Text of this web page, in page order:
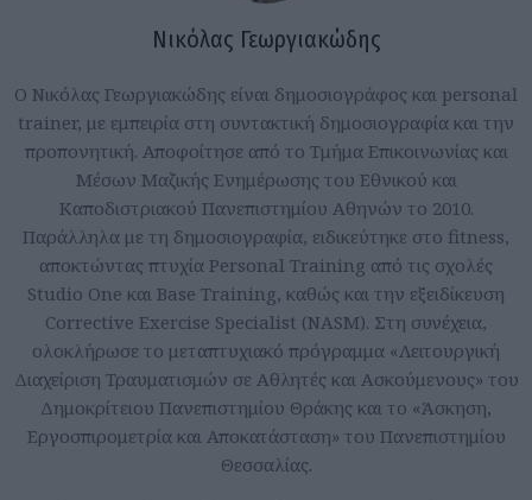
Νικόλας Γεωργιακώδης
Ο Νικόλας Γεωργιακώδης είναι δημοσιογράφος και personal
trainer, με εμπειρία στη συντακτική δημοσιογραφία και την
προπονητική. Αποφοίτησε από το Τμήμα Επικοινωνίας και
Μέσων Μαζικής Ενημέρωσης του Εθνικού και
Καποδιστριακού Πανεπιστημίου Αθηνών το 2010.
Παράλληλα με τη δημοσιογραφία, ειδικεύτηκε στο fitness,
αποκτώντας πτυχία Personal Training από τις σχολές
Studio One και Base Training, καθώς και την εξειδίκευση
Corrective Exercise Specialist (NASM). Στη συνέχεια,
ολοκλήρωσε το μεταπτυχιακό πρόγραμμα «Λειτουργική
Διαχείριση Τραυματισμών σε Αθλητές και Ασκούμενους» του
Δημοκρίτειου Πανεπιστημίου Θράκης και το «Άσκηση,
Εργοσπιρομετρία και Αποκατάσταση» του Πανεπιστημίου
Θεσσαλίας.